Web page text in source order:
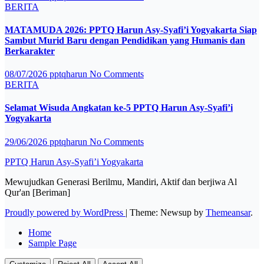
BERITA
MATAMUDA 2026: PPTQ Harun Asy-Syafi’i Yogyakarta Siap
Sambut Murid Baru dengan Pendidikan yang Humanis dan
Berkarakter
08/07/2026 pptqharun No Comments
BERITA
Selamat Wisuda Angkatan ke-5 PPTQ Harun Asy-Syafi’i
Yogyakarta
29/06/2026 pptqharun No Comments
PPTQ Harun Asy-Syafi’i Yogyakarta
Mewujudkan Generasi Berilmu, Mandiri, Aktif dan berjiwa Al
Qur'an [Beriman]
Proudly powered by WordPress | Theme: Newsup by Themeansar.
Home
Sample Page